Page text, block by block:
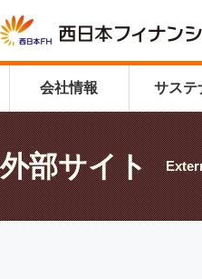
会社情報 サステ
外部サイト